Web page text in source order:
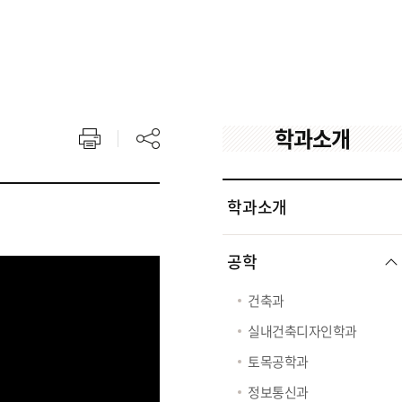
학과소개
학과소개
공학
건축과
실내건축디자인학과
토목공학과
정보통신과